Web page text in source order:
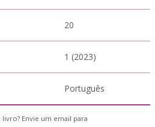
20
1 (2023)
Português
Envie um email para